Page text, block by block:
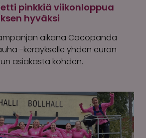
pinkkiä viikonloppua
hyväksi
aikana Cocopanda
-keräykselle yhden euron
asiakasta kohden.